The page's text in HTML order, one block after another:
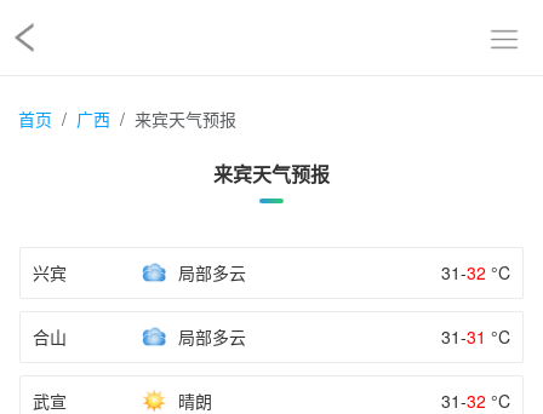
首页 广西 来宾天气预报
来宾天气预报
兴宾 局部多云 31-32 °C
合山 局部多云 31-31 °C
武宣 晴朗 31-32 °C